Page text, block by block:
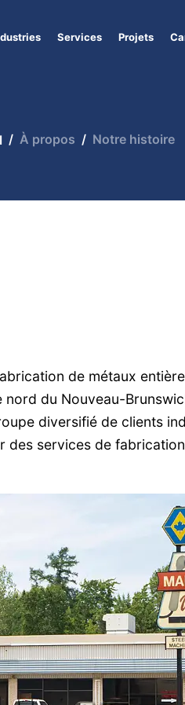
Services Projets
À propos Notre histoire
de métaux
du Nouveau-
diversifié de clients
services de